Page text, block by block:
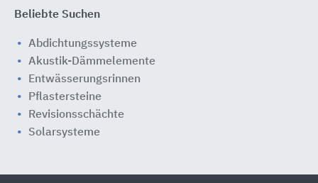
Beliebte Suchen
Abdichtungssysteme
Akustik-Dämmelemente
Entwässerungsrinnen
Pflastersteine
Revisionsschächte
Solarsysteme